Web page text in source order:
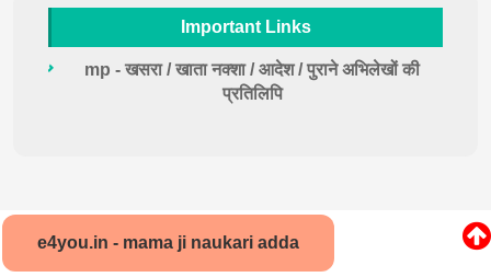
Important Links
mp - खसरा / खाता नक्शा / आदेश / पुराने अभिलेखों की
प्रतिलिपि
e4you.in - mama ji naukari adda